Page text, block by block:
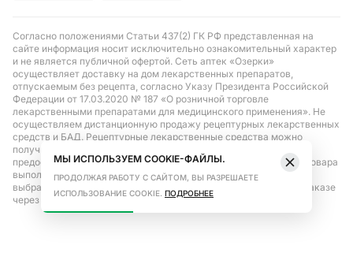
Согласно положениями Статьи 437(2) ГК РФ представленная на
сайте информация носит исключительно ознакомительный характер
и не является публичной офертой. Сеть аптек «Озерки»
осуществляет доставку на дом лекарственных препаратов,
отпускаемым без рецепта, согласно Указу Президента Российской
Федерации от 17.03.2020 № 187 «О розничной торговле
лекарственными препаратами для медицинского применения». Не
осуществляем дистанционную продажу рецептурных лекарственных
средств и БАД. Рецептурные лекарственные средства можно
получить только при помощи самовывоза в аптеке при
предоставлении рецепта, выписанного врачом. Бронирование товара
выполняется при условиях последующего выкупа заказа в
выбранном аптечном пункте. Цена действительна только при заказе
через сайт.
МЫ ИСПОЛЬЗУЕМ COOKIE-ФАЙЛЫ.
ПРОДОЛЖАЯ РАБОТУ С САЙТОМ, ВЫ РАЗРЕШАЕТЕ
ИСПОЛЬЗОВАНИЕ COOKIE. ПОДРОБНЕЕ